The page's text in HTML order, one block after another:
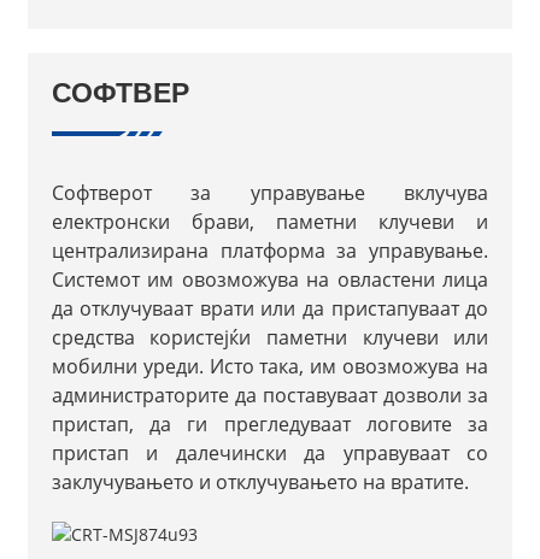
СОФТВЕР
Софтверот за управување вклучува
електронски брави, паметни клучеви и
централизирана платформа за управување.
Системот им овозможува на овластени лица
да отклучуваат врати или да пристапуваат до
средства користејќи паметни клучеви или
мобилни уреди. Исто така, им овозможува на
администраторите да поставуваат дозволи за
пристап, да ги прегледуваат логовите за
пристап и далечински да управуваат со
заклучувањето и отклучувањето на вратите.